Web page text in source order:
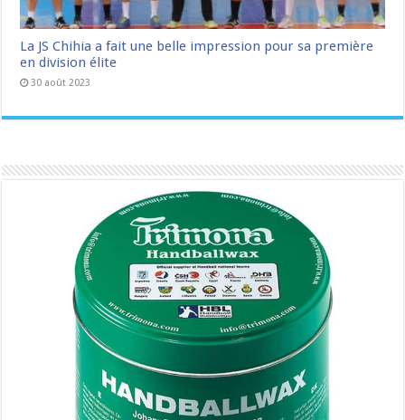
La JS Chihia a fait une belle impression pour sa première
en division élite
30 août 2023